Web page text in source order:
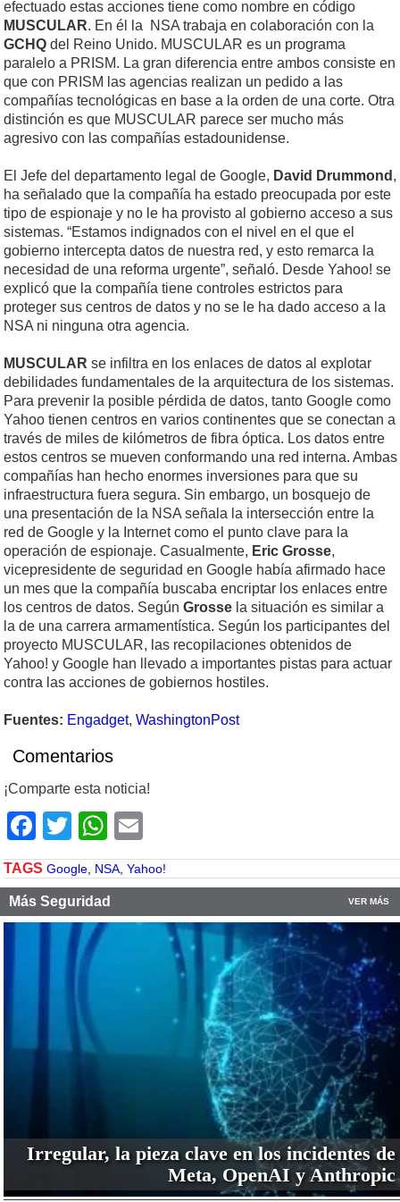
efectuado estas acciones tiene como nombre en código
MUSCULAR. En él la NSA trabaja en colaboración con la
GCHQ del Reino Unido. MUSCULAR es un programa
paralelo a PRISM. La gran diferencia entre ambos consiste en
que con PRISM las agencias realizan un pedido a las
compañías tecnológicas en base a la orden de una corte. Otra
distinción es que MUSCULAR parece ser mucho más
agresivo con las compañías estadounidense.
El Jefe del departamento legal de Google, David Drummond ,
ha señalado que la compañía ha estado preocupada por este
tipo de espionaje y no le ha provisto al gobierno acceso a sus
sistemas. “Estamos indignados con el nivel en el que el
gobierno intercepta datos de nuestra red, y esto remarca la
necesidad de una reforma urgente”, señaló. Desde Yahoo! se
explicó que la compañía tiene controles estrictos para
proteger sus centros de datos y no se le ha dado acceso a la
NSA ni ninguna otra agencia.
MUSCULAR se infiltra en los enlaces de datos al explotar
debilidades fundamentales de la arquitectura de los sistemas.
Para prevenir la posible pérdida de datos, tanto Google como
Yahoo tienen centros en varios continentes que se conectan a
través de miles de kilómetros de fibra óptica. Los datos entre
estos centros se mueven conformando una red interna. Ambas
compañías han hecho enormes inversiones para que su
infraestructura fuera segura. Sin embargo, un bosquejo de
una presentación de la NSA señala la intersección entre la
red de Google y la Internet como el punto clave para la
operación de espionaje. Casualmente, Eric Grosse,
vicepresidente de seguridad en Google había afirmado hace
un mes que la compañía buscaba encriptar los enlaces entre
los centros de datos. Según Grosse la situación es similar a
la de una carrera armamentística. Según los participantes del
proyecto MUSCULAR, las recopilaciones obtenidos de
Yahoo! y Google han llevado a importantes pistas para actuar
contra las acciones de gobiernos hostiles.
Fuentes: Engadget, WashingtonPost
Comentarios
¡Comparte esta noticia!
Facebook
TwitterWhatsApp
TAGS Google, NSA, Yahoo!
Más Seguridad VER MÁS
Irregular, la pieza clave en los incidentes de
Meta, OpenAI y Anthropic